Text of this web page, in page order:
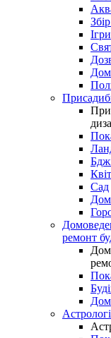
Ігри
Сад
ремонт